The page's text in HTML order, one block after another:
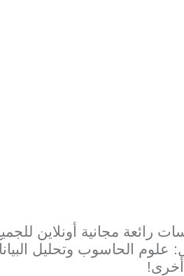
رائعة مجانية أونلاين
الحاسوب وتحليل